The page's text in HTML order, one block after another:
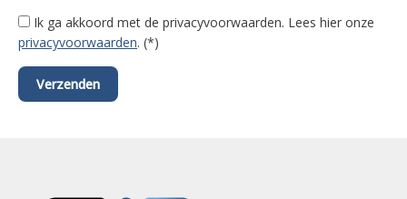
Ik ga akkoord met de privacyvoorwaarden. Lees hier onze
privacyvoorwaarden. (*)